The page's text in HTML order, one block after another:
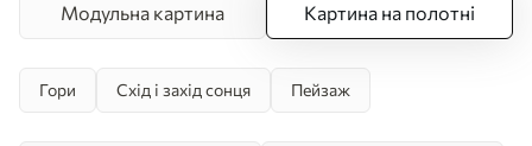
Модульна картина Картина на полотні
Гори Схід і захід сонця Пейзаж